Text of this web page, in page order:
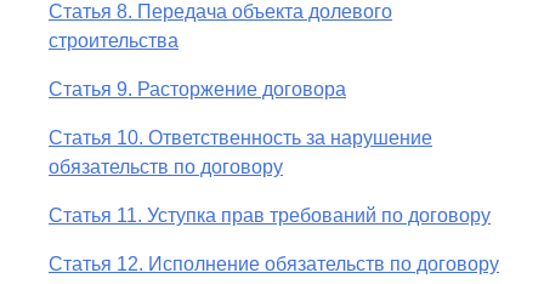
Статья 8. Передача объекта долевого
строительства
Статья 9. Расторжение договора
Статья 10. Ответственность за нарушение
обязательств по договору
Статья 11. Уступка прав требований по договору
Статья 12. Исполнение обязательств по договору